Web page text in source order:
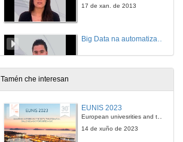
17 de xan. de 2013
Big Data na automatización industrial: Escenarios de uso
Sistemas electrónicos de variación de velocidade e arranque de motores
17 de xan. de 2013
Tamén che interesan
EUNIS 2023
European univesrities and the digital transformation: challenges and opportunities ahead
14 de xuño de 2023